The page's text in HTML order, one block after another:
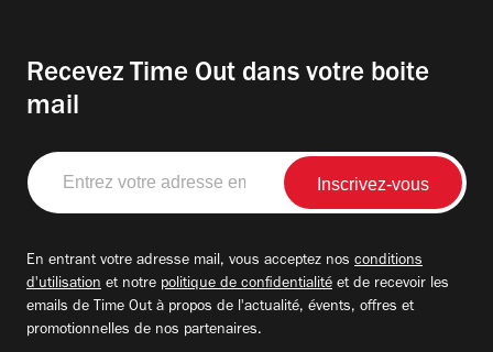
Recevez Time Out dans votre boite
mail
Entrez
votre
adresse
En entrant votre adresse mail, vous acceptez nos conditions
d'utilisation et notre politique de confidentialité et de recevoir les
emails de Time Out à propos de l'actualité, évents, offres et
promotionnelles de nos partenaires.